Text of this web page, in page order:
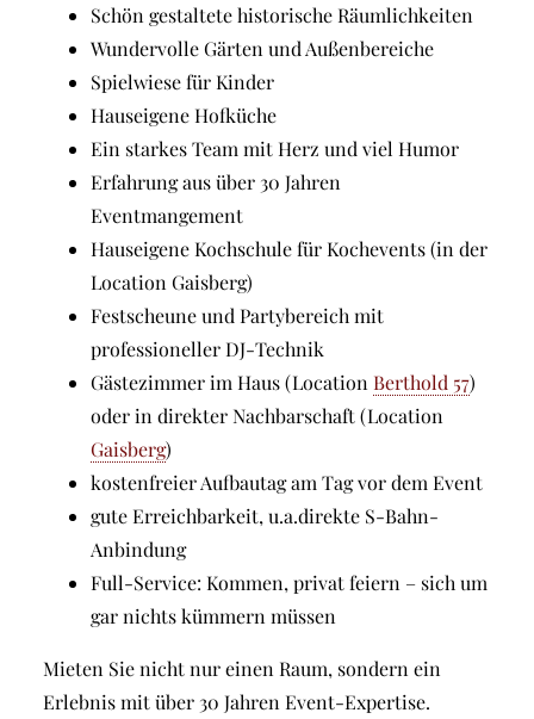
Schön gestaltete historische Räumlichkeiten
Wundervolle Gärten und Außenbereiche
Spielwiese für Kinder
Hauseigene Hofküche
Ein starkes Team mit Herz und viel Humor
Erfahrung aus über 30 Jahren
Eventmangement
Hauseigene Kochschule für Kochevents (in der
Location Gaisberg)
Festscheune und Partybereich mit
professioneller DJ-Technik
Gästezimmer im Haus (Location Berthold 57)
oder in direkter Nachbarschaft (Location
Gaisberg)
kostenfreier Aufbautag am Tag vor dem Event
gute Erreichbarkeit, u.a.direkte S-Bahn-
Anbindung
Full-Service: Kommen, privat feiern – sich um
gar nichts kümmern müssen
Mieten Sie nicht nur einen Raum, sondern ein
Erlebnis mit über 30 Jahren Event-Expertise.